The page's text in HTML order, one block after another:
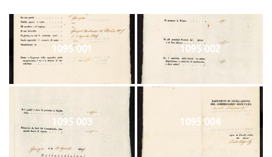
1095 001 1095 002
1095 003 1095 004